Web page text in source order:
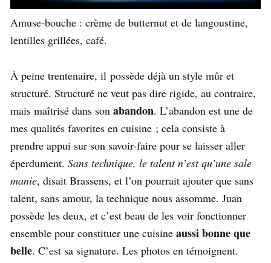
Amuse-bouche : crème de butternut et de langoustine,
lentilles grillées, café.
À peine trentenaire, il possède déjà un style mûr et
structuré. Structuré ne veut pas dire rigide, au contraire,
mais maîtrisé dans son abandon. L’abandon est une de
mes qualités favorites en cuisine ; cela consiste à
prendre appui sur son savoir-faire pour se laisser aller
éperdument. Sans technique, le talent n’est qu’une sale
manie, disait Brassens, et l’on pourrait ajouter que sans
talent, sans amour, la technique nous assomme. Juan
possède les deux, et c’est beau de les voir fonctionner
ensemble pour constituer une cuisine aussi bonne que
belle. C’est sa signature. Les photos en témoignent.